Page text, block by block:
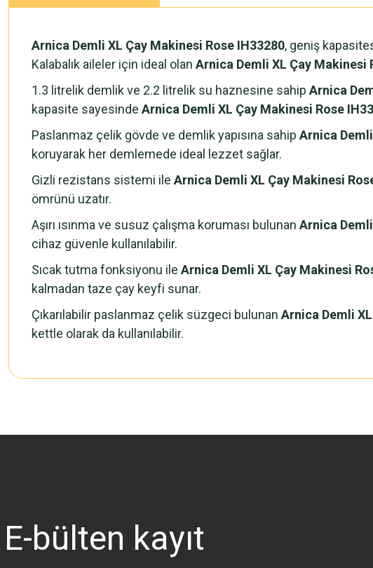
Arnica Demli XL Çay Makinesi Rose IH33280, geniş
Kalabalık aileler için ideal olan Arnica Demli XL Çay Makinesi
1.3 litrelik demlik ve 2.2 litrelik su haznesine sahip Arnica
kapasite sayesinde Arnica Demli XL Çay Makinesi Rose
Paslanmaz çelik gövde ve demlik yapısına sahip Arnica
koruyarak her demlemede ideal lezzet sağlar.
Gizli rezistans sistemi ile Arnica Demli XL Çay Makinesi
ömrünü uzatır.
Aşırı ısınma ve susuz çalışma koruması bulunan Arnica
cihaz güvenle kullanılabilir.
Sıcak tutma fonksiyonu ile Arnica Demli XL Çay Makinesi
kalmadan taze çay keyfi sunar.
Çıkarılabilir paslanmaz çelik süzgeci bulunan Arnica Demli
kettle olarak da kullanılabilir.
Bu ürüne benzer farklı alternatifler olmalı.
E-bülten kayıt